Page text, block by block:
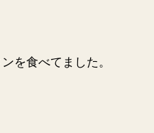
を食べてました。